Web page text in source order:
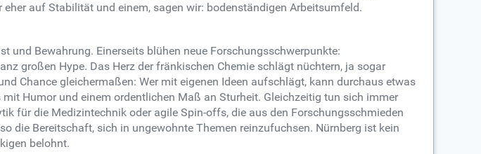
auf Stabilität und einem, sagen wir: bodenständigen Arbeitsumfeld.
und Bewahrung. Einerseits blühen neue Forschungsschwerpunkte:
großen Hype. Das Herz der fränkischen Chemie schlägt nüchtern, ja sogar
Chance gleichermaßen: Wer mit eigenen Ideen aufschlägt, kann durchaus etwas
Humor und einem ordentlichen Maß an Sturheit. Gleichzeitig tun sich immer
für die Medizintechnik oder agile Spin-offs, die aus den Forschungsschmieden
die Bereitschaft, sich in ungewohnte Themen reinzufuchsen. Nürnberg ist kein
belohnt.